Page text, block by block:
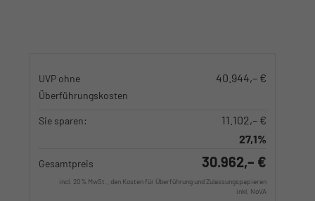
UVP ohne
Überführungskosten
40.944,– €
Sie sparen:
11.102,– €
27,1%
Gesamtpreis 30.962,– €
incl. 20% MwSt., den Kosten für Überführung und Zulassungspapieren
inkl. NoVA